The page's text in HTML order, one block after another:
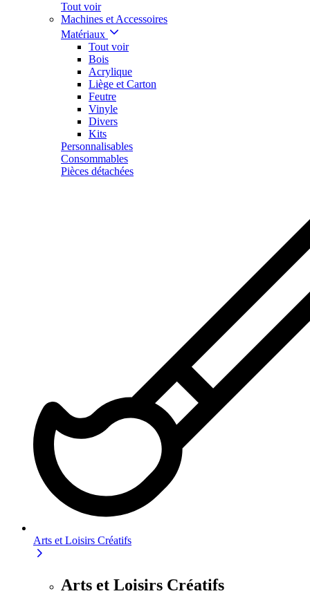
Tout voir
Machines et Accessoires
Matériaux
Tout voir
Bois
Acrylique
Liège et Carton
Feutre
Vinyle
Divers
Kits
Personnalisables
Consommables
Pièces détachées
Arts et Loisirs Créatifs
Arts et Loisirs Créatifs